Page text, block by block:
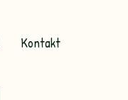
Kontakt